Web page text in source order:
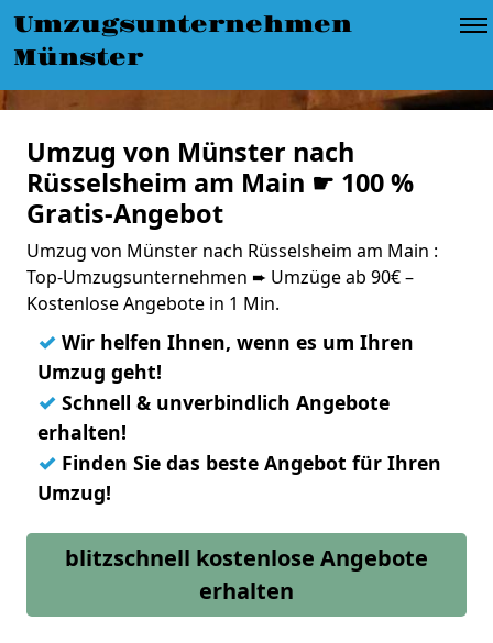
Umzugsunternehmen
Münster
Umzug von Münster nach
Rüsselsheim am Main ☛ 100 %
Gratis-Angebot
Umzug von Münster nach Rüsselsheim am Main :
Top-Umzugsunternehmen ➨ Umzüge ab 90€ –
Kostenlose Angebote in 1 Min.
✓ Wir helfen Ihnen, wenn es um Ihren
Umzug geht!
✓ Schnell & unverbindlich Angebote
erhalten!
✓ Finden Sie das beste Angebot für Ihren
Umzug!
blitzschnell kostenlose Angebote
erhalten